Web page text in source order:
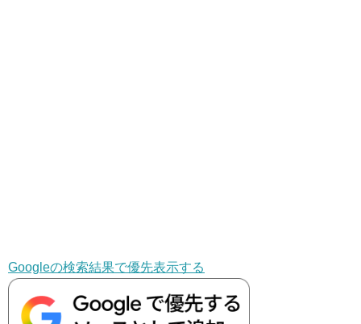
Googleの検索結果で優先表示する